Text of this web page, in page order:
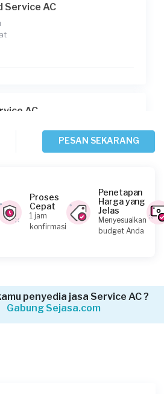
Service AC
AC
AC
Barat
PESAN SEKARANG
Proses
Cepat
1 jam
konfirmasi
Penetapan
Harga yang
Jelas
Menyesuaikan
budget Anda
penyedia jasa Service AC ?
Gabung Sejasa.com